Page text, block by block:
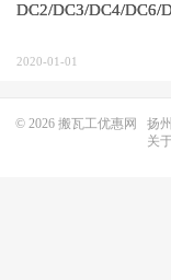
DC2/DC3/DC4/DC6/
2020-01-01
© 2026 搬瓦工优惠网 扬
关